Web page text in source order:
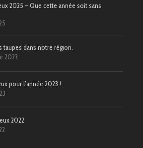
2025 – Que cette année soit sans
taupes dans notre région.
2023
pour l’année 2023 !
2022